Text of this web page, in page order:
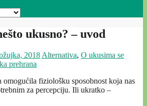
ukusno? – uvod
2018 Alternativa, O ukusima se
prehrana
omogućila fiziološku sposobnost koja nas
za percepciju. Ili ukratko –